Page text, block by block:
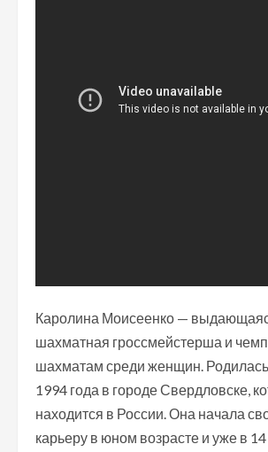
Каролина Моисеенко —
шахматная гроссмейстерша и
шахматам среди женщин.
1994 года в городе Свердловске,
находится в России. Она начала
карьеру в юном возрасте и уже в 14